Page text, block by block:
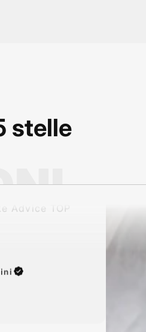
stelle
alla
sito! Veramente